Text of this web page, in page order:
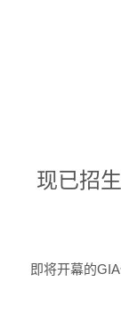
现已招
即将开幕的